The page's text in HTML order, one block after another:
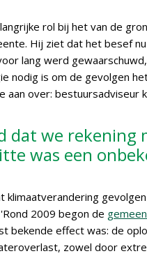
rol bij het van de
Hij ziet dat het besef
lang werd
nodig is om de gevolgen
aan over: bestuursadviseur
dat we rekening
was een
2009 begon de
bekende effect was: de
zowel door